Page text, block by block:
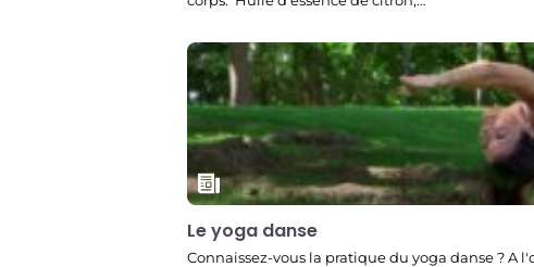
Le yoga danse
Connaissez-vous la pratique du yoga danse ? A